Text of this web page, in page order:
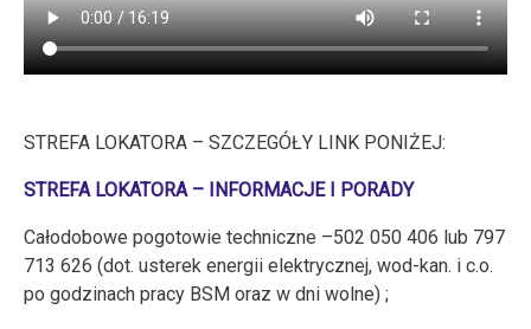
STREFA LOKATORA – SZCZEGÓŁY LINK PONIŻEJ:
STREFA LOKATORA – INFORMACJE I PORADY
Całodobowe pogotowie techniczne –502 050 406 lub 797
713 626 (dot. usterek energii elektrycznej, wod-kan. i c.o.
po godzinach pracy BSM oraz w dni wolne) ;